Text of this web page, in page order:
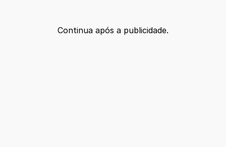
Continua após a publicidade.